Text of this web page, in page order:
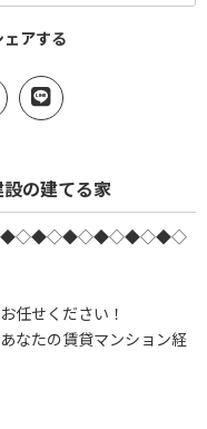
アする
の建てる家
任せください！
なたの賃貸マンション経